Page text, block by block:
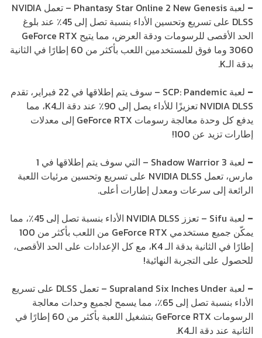
–
لعبة Phantasy Star Online 2 New Genesis – تعمل NVIDIA
DLSS على تسريع وتحسين الأداء بنسبة تصل إلى 45٪ عند بلوغ
الحد الأقصى للرسومات ودقة العرض، مما يتيح GeForce RTX
3060 وما فوق للمستخدمين اللعب بأكثر من 60 إطارًا في الثانية
بدقة الـK.
–
لعبة SCP: Pandemic – سوف يتم إطلاقها في 22 فبراير، تقدم
NVIDIA DLSS تعزيزًا للأداء يصل إلى 90٪ عند دقة الـK4، مما
يدفع كل وحدة معالجة رسومات GeForce RTX إلى معدلات
إطارات تزيد عن 100!
–
لعبة Shadow Warrior 3 – التي سوف يتم إطلاقها في 1
مارس، تعمل NVIDIA DLSS على تسريع وتحسين مرئيات اللعبة
الرائعة إلى سرعات ومعدل إطارات أعلى.
–
لعبة Sifu – تعزز NVIDIA DLSS الأداء بنسبة تصل إلى 45٪، مما
يمكّن جميع مستخدمي GeForce RTX من اللعب بأكثر من 100
إطارًا في الثانية بدقة الـ K4، مع كل الإعدادات على الحد الأقصى،
للحصول على التجربة النهائية!
–
لعبة Supraland Six Inches Under – تعمل DLSS على تسريع
الأداء بنسبة تصل إلى 65٪، مما يسمح لجميع وحدات معالجة
الرسومات GeForce RTX بتشغيل اللعبة بأكثر من 60 إطارًا في
الثانية عند دقة الـK4.